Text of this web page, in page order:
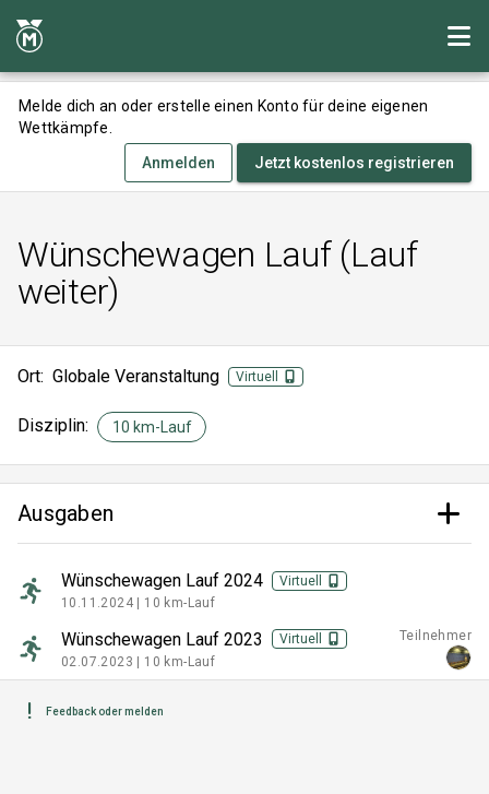
Melde dich an oder erstelle einen Konto für deine eigenen
Wettkämpfe.
Anmelden
Jetzt kostenlos registrieren
Wünschewagen Lauf (Lauf
weiter)
Ort: Globale Veranstaltung Virtuell
Disziplin: 10 km-Lauf
Ausgaben
Wünschewagen Lauf 2024
Virtuell
10.11.2024 | 10 km-Lauf
Wünschewagen Lauf 2023
Virtuell
02.07.2023 | 10 km-Lauf
Teilnehmer
Feedback oder melden